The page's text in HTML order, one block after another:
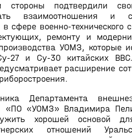
стороны подтвердили
взаимоотношения и
сфере военно-технического
ремонту и
УОМЗ, которые
27 и Су-30 китайских
расширение
Департамента
«ПО «УОМЗ» Владимира
хорошей основой
отношений